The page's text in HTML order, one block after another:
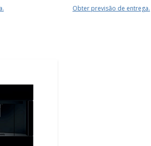
Obter previsão de entrega.